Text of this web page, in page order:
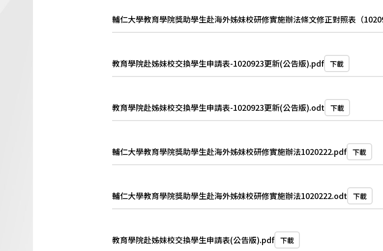
輔仁大學教育學院獎助學生赴海外姊妹校研修實施辦法條文修正對照表（
教育學院赴姊妹校交換學生申請表-1020923更新(公告版).pdf 下載
教育學院赴姊妹校交換學生申請表-1020923更新(公告版).odt 下載
輔仁大學教育學院獎助學生赴海外姊妹校研修實施辦法1020222.pdf 下載
輔仁大學教育學院獎助學生赴海外姊妹校研修實施辦法1020222.odt 下載
教育學院赴姊妹校交換學生申請表(公告版).pdf 下載